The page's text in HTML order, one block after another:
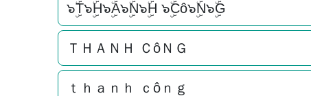
๖ۣۜT๖ۣۜH๖ۣۜA๖ۣۜN๖ۣۜH ๖ۣۜCô๖ۣۜN๖ۣۜG
ＴＨＡＮＨ ＣôＮＧ
ｔｈａｎｈ ｃôｎｇ